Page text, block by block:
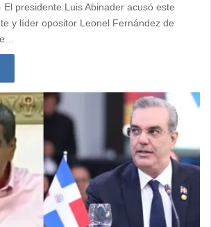
El presidente Luis Abinader acusó este
y líder opositor Leonel Fernández de